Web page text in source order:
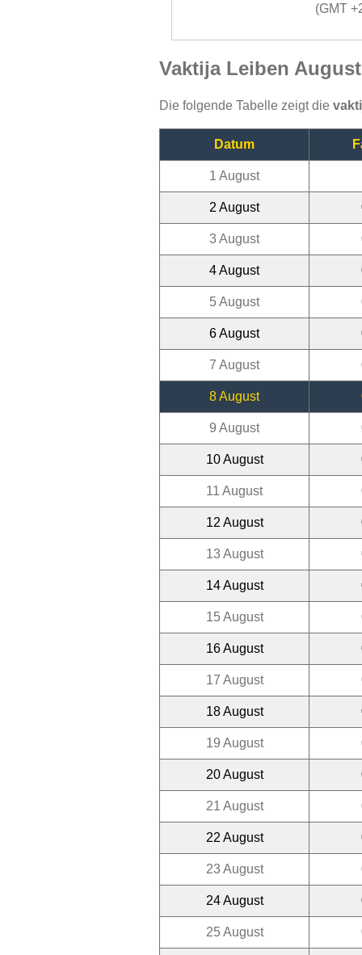
(GMT
Vaktija Leiben
Die folgende Tabelle zeigt die
Datum
1 August
2 August
3 August
4 August
5 August
6 August
7 August
8 August
9 August
10 August
11 August
12 August
13 August
14 August
15 August
16 August
17 August
18 August
19 August
20 August
21 August
22 August
23 August
24 August
25 August